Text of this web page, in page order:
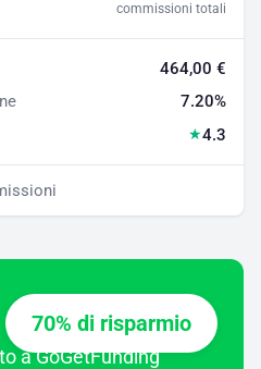
commissioni totali
464,00 €
7.20%
★4.3
a GoGetFunding
70% di risparmio